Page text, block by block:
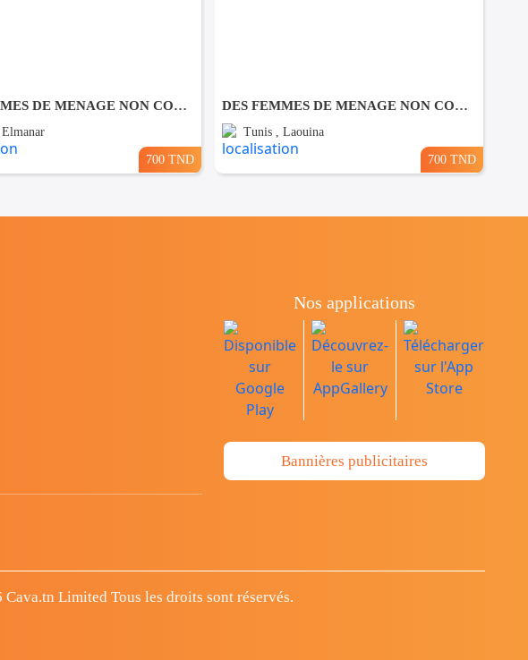
DES FEMMES DE MENAGE NON COUCHANTES A El Manar
700 TND
DES FEMMES DE MENAGE NON COUCHANTES A Laouina
Tunis , Laouina
700 TND
Nos applications
Bannières publicitaires
Limited Tous les droits sont réservés.